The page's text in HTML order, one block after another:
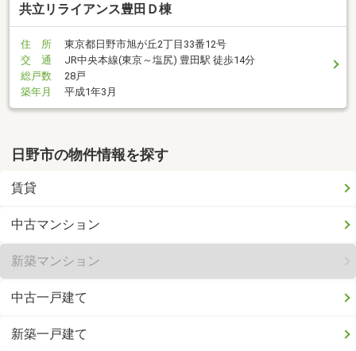
共立リライアンス豊田Ｄ棟
住 所
東京都日野市旭が丘2丁目33番12号
交 通
JR中央本線(東京～塩尻) 豊田駅 徒歩14分
総戸数
28戸
築年月
平成1年3月
日野市の物件情報を探す
賃貸
中古マンション
新築マンション
中古一戸建て
新築一戸建て